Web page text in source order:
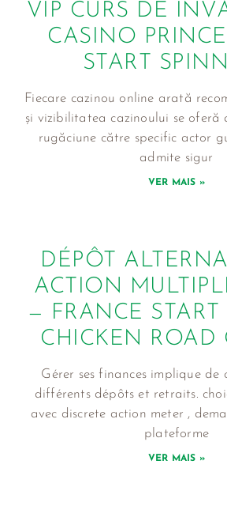
VIP CURS DE
CASINO
START
Fiecare cazinou online arată
și vizibilitatea cazinoului se oferă
rugăciune către specific actor
admite sigur
VER MAIS »
DÉPÔT
ACTION
— FRANCE START
CHICKEN ROAD
Gérer ses finances implique de
différents dépôts et retraits.
avec discrete action meter ,
plateforme
VER MAIS »